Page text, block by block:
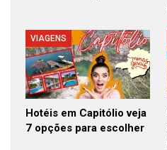
VIAGENS
Hotéis em Capitólio veja
7 opções para escolher